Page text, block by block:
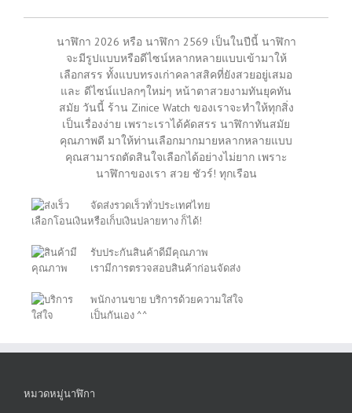
นาฬิกา 2026 หรือ นาฬิกา 2569 เป็นในปีนี้ นาฬิกา
จะมีรูปแบบหรือดีไซน์หลากหลายแบบเข้ามาให้
เลือกสรร ทั้งแบบทรงเก่าคลาสสิคที่ยังสวยอยู่เสมอ
และ ดีไซน์แปลกๆใหม่ๆ หน้าตาสวยงามทันยุคทัน
สมัย วันนี้ ร้าน Zinice Watch ของเราจะทำให้ทุกสิ่ง
เป็นเรื่องง่าย เพราะเราได้คัดสรร นาฬิกาทันสมัย
คุณภาพดี มาให้ท่านเลือกมากมายหลากหลายแบบ
คุณสามารถตัดสินใจเลือกได้อย่างไม่ยาก เพราะ
นาฬิกาของเรา สวย ชัวร์! ทุกเรือน
จัดส่งรวดเร็วทั่วประเทศไทย
เลือกโอนเงินหรือเก็บเงินปลายทาง ก็ได้!
รับประกันสินค้าดีมีคุณภาพ
เรามีการตรวจสอบสินค้าก่อนจัดส่ง
พนักงานขาย บริการด้วยความใส่ใจ
เป็นกันเอง ^^
หมวดหมู่นาฬิกา